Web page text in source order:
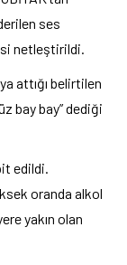
ses
netleştirildi.
attığı belirtilen
bay bay” dediği
edildi.
oranda alkol
yakın olan